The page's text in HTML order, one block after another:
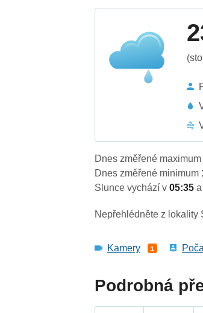
Dnes změřené
Dnes změřené minimum
Slunce vychází v05:35
Nepřehlédněte z lokality
Kamery 1
Podrobná